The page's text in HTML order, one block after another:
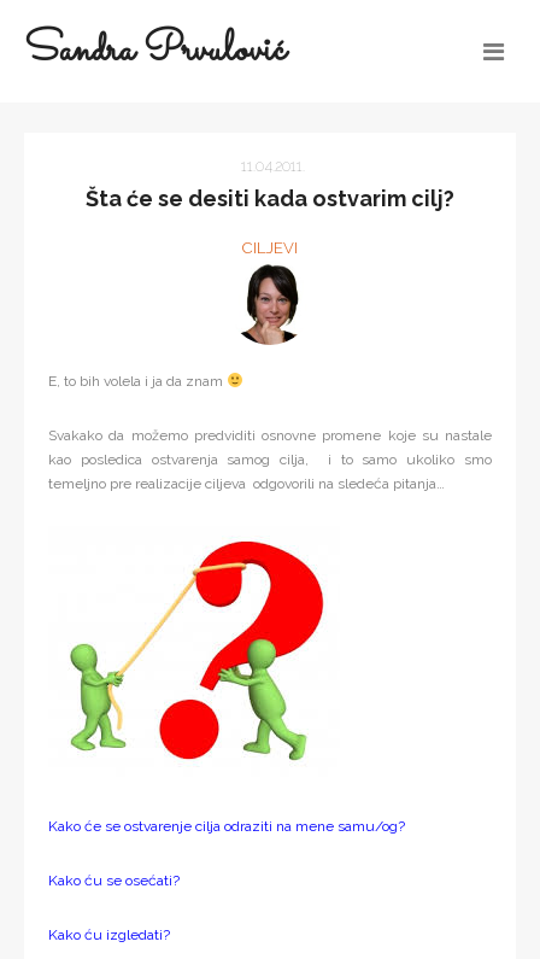
Sandra Prvulović
11.04.2011.
Šta će se desiti kada ostvarim cilj?
CILJEVI
E, to bih volela i ja da znam
Svakako da možemo predviditi osnovne promene koje su nastale
kao posledica ostvarenja samog cilja, i to samo ukoliko smo
temeljno pre realizacije ciljeva odgovorili na sledeća pitanja…
Kako će se ostvarenje cilja odraziti na mene samu/og?
Kako ću se osećati?
Kako ću izgledati?